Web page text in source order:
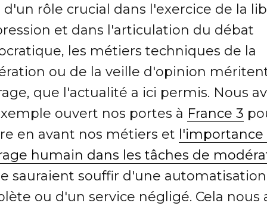
d'un rôle crucial dans l'exercice de la
et dans l'articulation du débat
les métiers techniques de la
ou de la veille d'opinion
que l'actualité a ici permis. Nous
ouvert nos portes à France 3
en avant nos métiers et l'importance
humain dans les tâches de
sauraient souffir d'une automatisation
ou d'un service négligé. Cela nous